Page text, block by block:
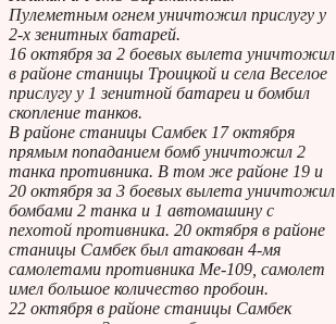
Пулеметным огнем уничтожил прислугу у
2-х зенитных батарей.
16 октября за 2 боевых вылета уничтожил
в районе станицы Троицкой и села Веселое
прислугу у 1 зенитной батареи и бомбил
скопление танков.
В районе станицы Самбек 17 октября
прямым попаданием бомб уничтожил 2
танка противника. В том же районе 19 и
20 октября за 3 боевых вылета уничтожил
бомбами 2 танка и 1 автомашину с
пехотой противника. 20 октября в районе
станицы Самбек был атакован 4-мя
самолетами противника Ме-109, самолет
имел большое количество пробоин.
22 октября в районе станицы Самбек